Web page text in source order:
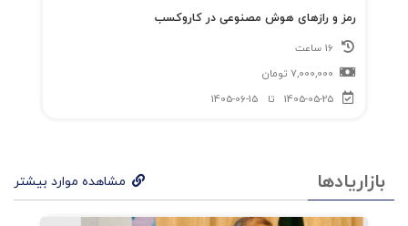
رمز و رازهای هوش مصنوعی در کاروکسب
7,000,000 تومان
1405-05-25
تا 1405-06-15
بازاریادها مشاهده موارد بیشتر